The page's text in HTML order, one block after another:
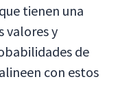
tienen una
valores y
de
con estos